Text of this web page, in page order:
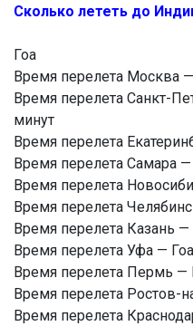
Сколько лететь до
Гоа
Время перелета Москва
Время перелета Санкт-
минут
Время перелета
Время перелета Самара
Время перелета
Время перелета
Время перелета Казань —
Время перелета Уфа —
Время перелета Пермь —
Время перелета Ростов-
Время перелета